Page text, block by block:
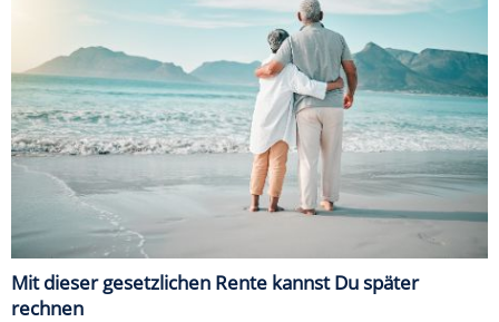
Mit dieser gesetzlichen Rente kannst Du später
rechnen